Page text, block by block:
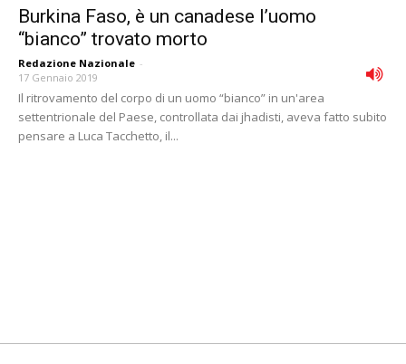
Burkina Faso, è un canadese l’uomo
“bianco” trovato morto
Redazione Nazionale -
17 Gennaio 2019
Il ritrovamento del corpo di un uomo “bianco” in un'area
settentrionale del Paese, controllata dai jhadisti, aveva fatto subito
pensare a Luca Tacchetto, il...